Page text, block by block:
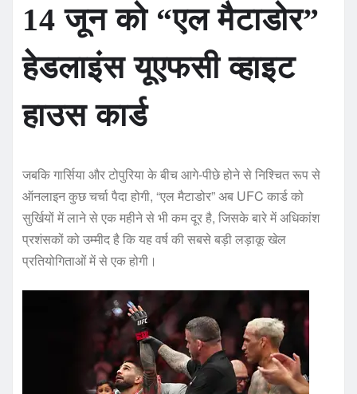
14 जून को “एल मैटाडोर”
हेडलाइंस यूएफसी व्हाइट
हाउस कार्ड
जबकि गार्सिया और टोपुरिया के बीच आगे-पीछे होने से निश्चित रूप से
ऑनलाइन कुछ चर्चा पैदा होगी, “एल मैटाडोर” अब UFC कार्ड को
सुर्खियों में लाने से एक महीने से भी कम दूर है, जिसके बारे में अधिकांश
प्रशंसकों को उम्मीद है कि यह वर्ष की सबसे बड़ी लड़ाकू खेल
प्रतियोगिताओं में से एक होगी।